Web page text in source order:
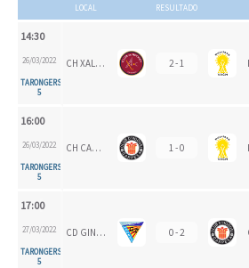
LOCAL RESULTADO
14:30
26/03/2022
TARONGERS
5
CH XALOC 2 - 1
16:00
26/03/2022
TARONGERS
5
CH CARPESA 1 - 0
17:00
27/03/2022
TARONGERS
5
CD GINER DE LOS RÍOS 0 - 2